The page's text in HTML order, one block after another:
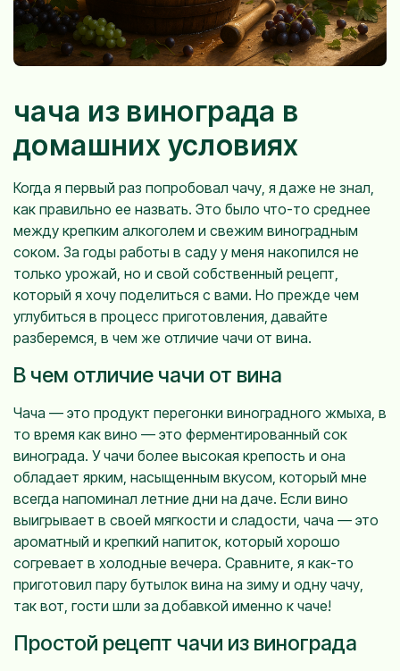
чача из винограда в
домашних условиях
Когда я первый раз попробовал чачу, я даже не знал,
как правильно ее назвать. Это было что-то среднее
между крепким алкоголем и свежим виноградным
соком. За годы работы в саду у меня накопился не
только урожай, но и свой собственный рецепт,
который я хочу поделиться с вами. Но прежде чем
углубиться в процесс приготовления, давайте
разберемся, в чем же отличие чачи от вина.
В чем отличие чачи от вина
Чача — это продукт перегонки виноградного жмыха, в
то время как вино — это ферментированный сок
винограда. У чачи более высокая крепость и она
обладает ярким, насыщенным вкусом, который мне
всегда напоминал летние дни на даче. Если вино
выигрывает в своей мягкости и сладости, чача — это
ароматный и крепкий напиток, который хорошо
согревает в холодные вечера. Сравните, я как-то
приготовил пару бутылок вина на зиму и одну чачу,
так вот, гости шли за добавкой именно к чаче!
Простой рецепт чачи из винограда